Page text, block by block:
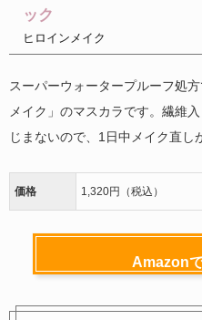
ック
ヒロインメイク
スーパーウォータープルーフ処
メイク」のマスカラです。繊維
じまないので、1日中メイク直し
価格 1,320円（税込）
Amazon